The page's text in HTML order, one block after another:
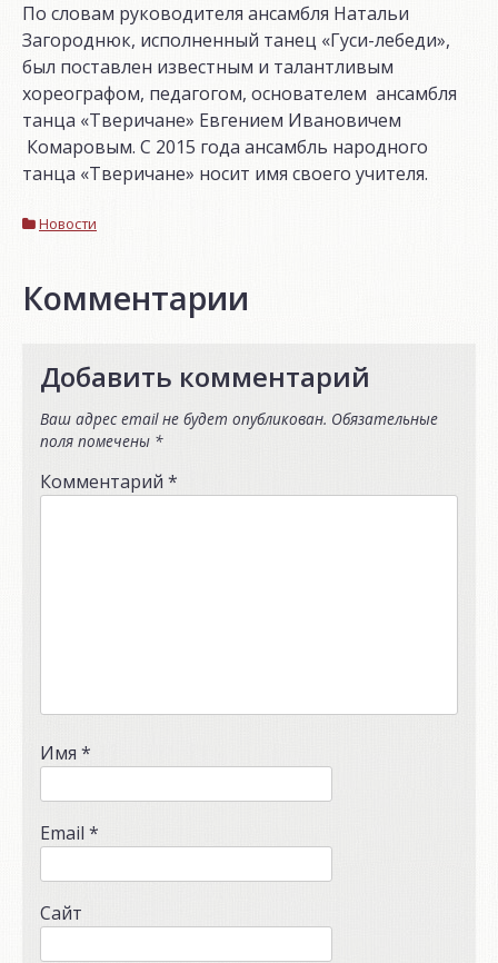
По словам руководителя ансамбля Натальи
Загороднюк, исполненный танец «Гуси-лебеди»,
был поставлен известным и талантливым
хореографом, педагогом, основателем ансамбля
танца «Тверичане» Евгением Ивановичем
Комаровым. С 2015 года ансамбль народного
танца «Тверичане» носит имя своего учителя.
Новости
Комментарии
Добавить комментарий
Ваш адрес email не будет опубликован. Обязательные
поля помечены *
Комментарий *
Имя *
Email *
Сайт